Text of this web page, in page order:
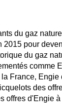
du gaz
2015 pour
du gaz
comme
France, Engie
des
offres d'Engie